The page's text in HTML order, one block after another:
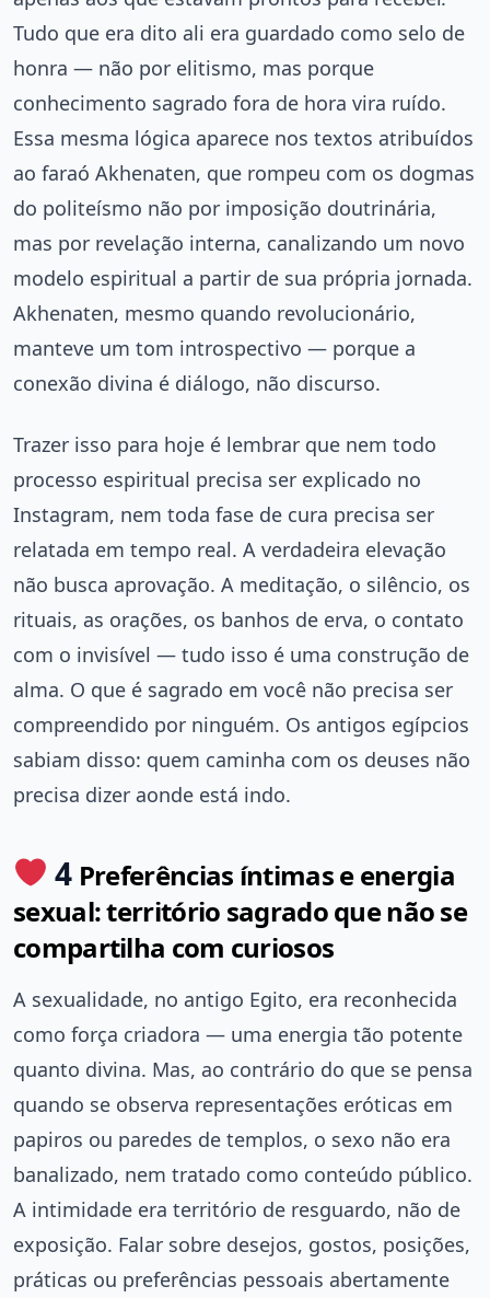
Tudo que era dito ali era guardado como selo de
honra — não por elitismo, mas porque
conhecimento sagrado fora de hora vira ruído.
Essa mesma lógica aparece nos textos atribuídos
ao faraó Akhenaten, que rompeu com os dogmas
do politeísmo não por imposição doutrinária,
mas por revelação interna, canalizando um novo
modelo espiritual a partir de sua própria jornada.
Akhenaten, mesmo quando revolucionário,
manteve um tom introspectivo — porque a
conexão divina é diálogo, não discurso.
Trazer isso para hoje é lembrar que nem todo
processo espiritual precisa ser explicado no
Instagram, nem toda fase de cura precisa ser
relatada em tempo real. A verdadeira elevação
não busca aprovação. A meditação, o silêncio, os
rituais, as orações, os banhos de erva, o contato
com o invisível — tudo isso é uma construção de
alma. O que é sagrado em você não precisa ser
compreendido por ninguém. Os antigos egípcios
sabiam disso: quem caminha com os deuses não
precisa dizer aonde está indo.
4 Preferências íntimas e energia
sexual: território sagrado que não se
compartilha com curiosos
A sexualidade, no antigo Egito, era reconhecida
como força criadora — uma energia tão potente
quanto divina. Mas, ao contrário do que se pensa
quando se observa representações eróticas em
papiros ou paredes de templos, o sexo não era
banalizado, nem tratado como conteúdo público.
A intimidade era território de resguardo, não de
exposição. Falar sobre desejos, gostos, posições,
práticas ou preferências pessoais abertamente